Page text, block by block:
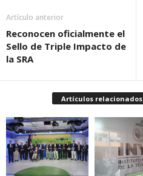
Artículo anterior
Reconocen oficialmente el
Sello de Triple Impacto de
la SRA
Artículos relacionados